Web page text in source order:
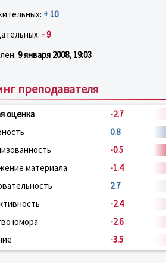
+ 10
- 9
9 января 2008, 19:03
преподавателя
оценка -2.7
0.8
-0.5
материала
-1.4
2.7
-2.4
юмора
-2.6
-3.5